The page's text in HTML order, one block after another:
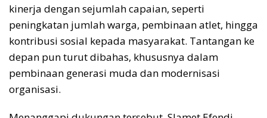
kinerja dengan sejumlah capaian, seperti
peningkatan jumlah warga, pembinaan atlet, hingga
kontribusi sosial kepada masyarakat. Tantangan ke
depan pun turut dibahas, khususnya dalam
pembinaan generasi muda dan modernisasi
organisasi.